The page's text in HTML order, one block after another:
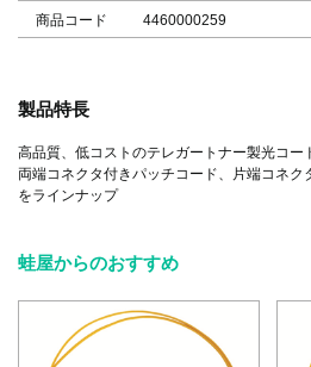
商品コード 4460000259
製品特長
高品質、低コストのテレガートナー製光コー
両端コネクタ付きパッチコード、片端コネク
をラインナップ
蛙屋からのおすすめ